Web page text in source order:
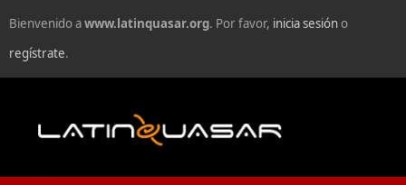
Bienvenido awww.latinquasar.org. Por favor, inicia sesióno
regístrate.